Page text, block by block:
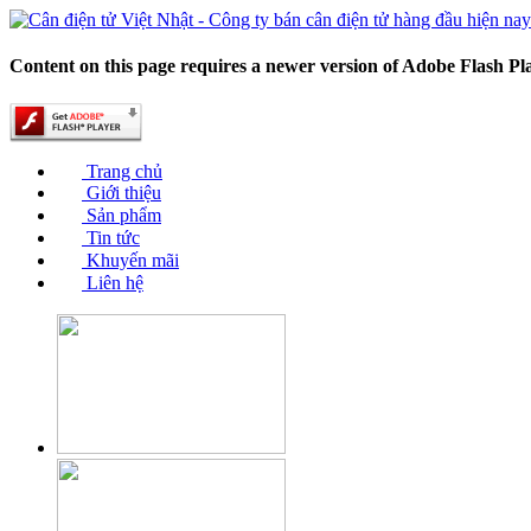
Content on this page requires a newer version of Adobe Flash
Trang chủ
Giới thiệu
Sản phẩm
Tin tức
Khuyến mãi
Liên hệ